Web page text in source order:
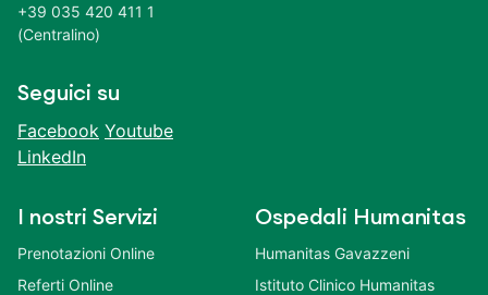
+39 035 420 411 1
(Centralino)
Seguici su
Facebook Youtube
LinkedIn
I nostri Servizi
Prenotazioni Online
Referti Online
Ospedali Humanitas
Humanitas Gavazzeni
Istituto Clinico Humanitas